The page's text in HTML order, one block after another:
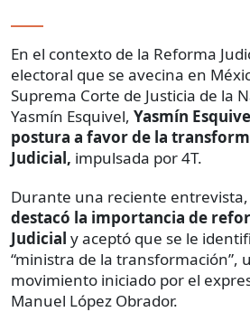
En el contexto de la Reforma
electoral que se avecina en
Suprema Corte de Justicia de la
Yasmín Esquivel, Yasmín
postura a favor de la
Judicial, impulsada por 4T.
Durante una reciente entrevista,
destacó la importancia de
Judicial y aceptó que se le
“ministra de la transformación”,
movimiento iniciado por el
Manuel López Obrador.